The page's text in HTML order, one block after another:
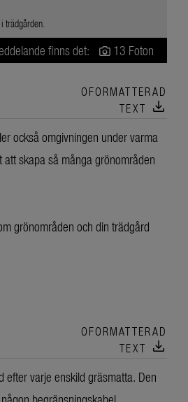
trädgården.
finns det: 13 Foton
OFORMATTERAD
TEXT download
också omgivningen under varma
skapa så många grönområden
grönområden och din trädgård
OFORMATTERAD
TEXT download
efter varje enskild gräsmatta. Den